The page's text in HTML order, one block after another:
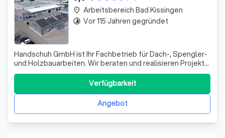
Handschuh GmbH ist Ihr Fachbetrieb für Dach-, Spengler-
und Holzbauarbeiten. Wir beraten und realisieren Projekte
von der Reparatur bis zur Sanierung – zuverlässig,
fachgerecht und aus einer Hand.
Angebot
Verfügbarkeit
place Arbeitsbereich Bad Kissingen
timelapse Vor 115 Jahren gegründet